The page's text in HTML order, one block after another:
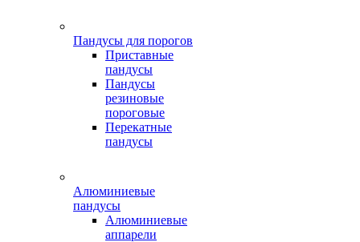
Пандусы для порогов
Приставные
пандусы
Пандусы
резиновые
пороговые
Перекатные
пандусы
Алюминиевые
пандусы
Алюминиевые
аппарели